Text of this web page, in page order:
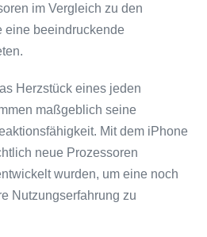
im Vergleich zu den
eine beeindruckende
Herzstück eines jeden
maßgeblich seine
Mit dem iPhone
neue Prozessoren
wurden, um eine noch
Nutzungserfahrung zu